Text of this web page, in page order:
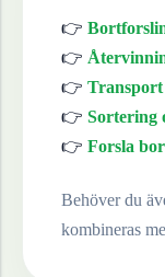
👉
👉
👉 Transport
👉 Sortering
👉 Forsla
Behöver du
kombineras